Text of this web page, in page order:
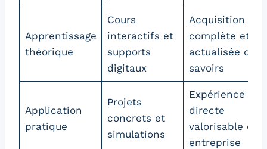
Apprentissage
théorique
Cours
interactifs et
supports
digitaux
Acquisition
complète et
actualisée des
savoirs
Application
pratique
Projets
concrets et
simulations
Expérience
directe
valorisable en
entreprise